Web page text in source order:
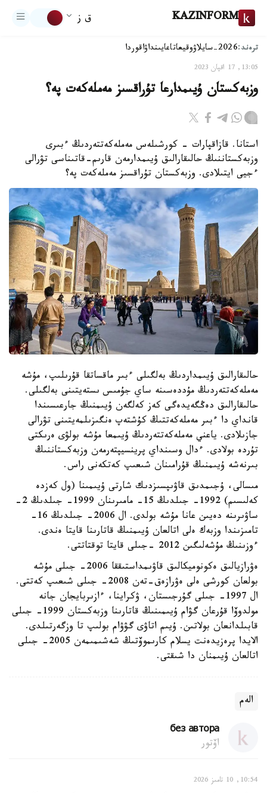
KAZINFORM ق ز
ترەند:2026-سايلاۋ وقيعاتاعايىنداۋاقوردا
13:05, 17 اقپان 2023
وزبەكستان ۇيىمدارعا تۇراقسىز مەملەكەت پە؟
استانا. قازاقپارات - كورشىلەس مەملەكەتتەردىڭ ءبىرى
وزبەكستاننىڭ حالىقارالىق ۇيىمدارمەن قارىم-قاتىناسى تۋرالى
ءجيى ايتىلادى. وزبەكستان تۇراقسىز مەملەكەت پە؟
حالىقارالىق ۇيىمداردىڭ بەلگىلى ءبىر ماقساتقا قۇرىلىپ، مۇشە
مەملەكەتتەردىڭ مۇددەسىنە ساي جۇمىس ىستەيتىنى بەلگىلى.
حالىقارالىق دەڭگەيدەگى كەز كەلگەن ۇيىمنىڭ جارعىسىندا
قانداي دا ءبىر مەملەكەتتىڭ كۇشتەپ ەنگىزىلمەيتىنى تۋرالى
جازىلادى. ياعني مەملەكەتتەردىڭ ۇيىمعا مۇشە بولۋى ەرىكتى
تۇردە بولادى. ءدال وسىنداي پرينسيپتەرمەن وزبەكستاننىڭ
بىرنەشە ۇيىمنىڭ قۇرامىنان شىعىپ كەتكەنى راس.
مىسالى، ۇجىمدىق قاۋىپسىزدىك شارتى ۇيىمىنا (ول كەزدە
كەلىسىم) 1992- جىلدىڭ 15- مامىرىنان 1999- جىلدىڭ 2-
ساۋىرىنە دەيىن عانا مۇشە بولدى. ال 2006- جىلدىڭ 16-
تامىزىندا وزبەك ەلى اتالعان ۇيىمنىڭ قاتارىنا قايتا ەندى.
ءوزىنىڭ مۇشەلىگىن 2012 -جىلى قايتا توقتاتتى.
ەۋرازيالىق ەكونوميكالىق قاۋىمداستىققا 2006- جىلى مۇشە
بولعان كورشى ەلى ەۋرازەق-تەن 2008- جىلى شىعىپ كەتتى.
ال 1997- جىلى گۇرجىستان، ۋكراينا، ءازىربايجان جانە
مولدوۆا قۇرعان گۋام ۇيىمىنىڭ قاتارىنا وزبەكستان 1999- جىلى
قابىلدانعان بولاتىن. ۇيىم اتاۋى گۋۋام بولىپ تا وزگەرتىلدى.
الايدا پرەزيدەنت يسلام كارىموۆتىڭ شەشىمىمەن 2005- جىلى
اتالعان ۇيىمنان دا شىقتى.
الەم
без автора
اۆتور
10:54, 10 تامىز 2026